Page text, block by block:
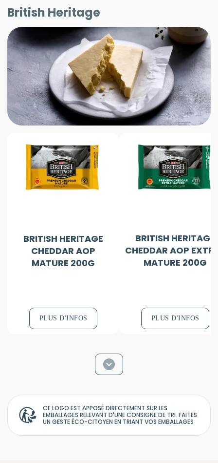
British Heritage
BRITISH HERITAGE
CHEDDAR AOP
MATURE 200G
PLUS D'INFOS
BRITISH HERITAGE
CHEDDAR AOP
MATURE 200G
PLUS D'INFOS
CE LOGO EST APPOSÉ DIRECTEMENT SUR LES
EMBALLAGES RELEVANT D'UNE CONSIGNE DE TRI. FAITES
UN GESTE ÉCO-CITOYEN EN TRIANT VOS EMBALLAGES